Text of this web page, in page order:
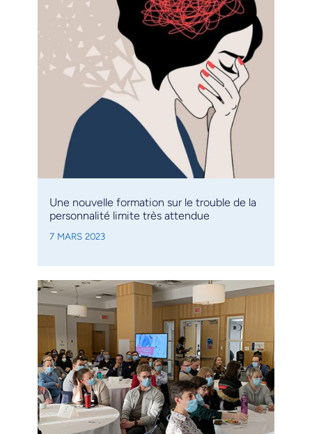
Une nouvelle formation sur le trouble de la
personnalité limite très attendue
7 MARS 2023